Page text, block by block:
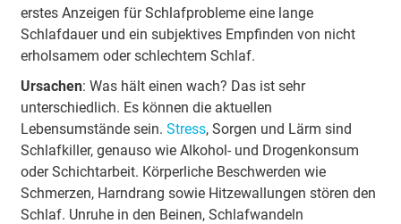
erstes Anzeigen für Schlafprobleme eine lange
Schlafdauer und ein subjektives Empfinden von nicht
erholsamem oder schlechtem Schlaf.
Ursachen: Was hält einen wach? Das ist sehr
unterschiedlich. Es können die aktuellen
Lebensumstände sein. Stress, Sorgen und Lärm sind
Schlafkiller, genauso wie Alkohol- und Drogenkonsum
oder Schichtarbeit. Körperliche Beschwerden wie
Schmerzen, Harndrang sowie Hitzewallungen stören den
Schlaf. Unruhe in den Beinen, Schlafwandeln